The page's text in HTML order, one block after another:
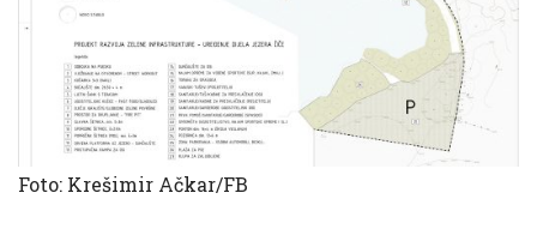
Foto: Krešimir Ačkar/FB